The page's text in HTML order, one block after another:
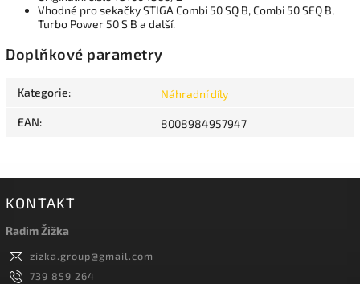
Vhodné pro sekačky STIGA Combi 50 SQ B, Combi 50 SEQ B,
Turbo Power 50 S B a další.
Doplňkové parametry
Kategorie: Náhradní díly
EAN: 8008984957947
KONTAKT
Radim Žižka
zizka.group@gmail.com
739 859 264